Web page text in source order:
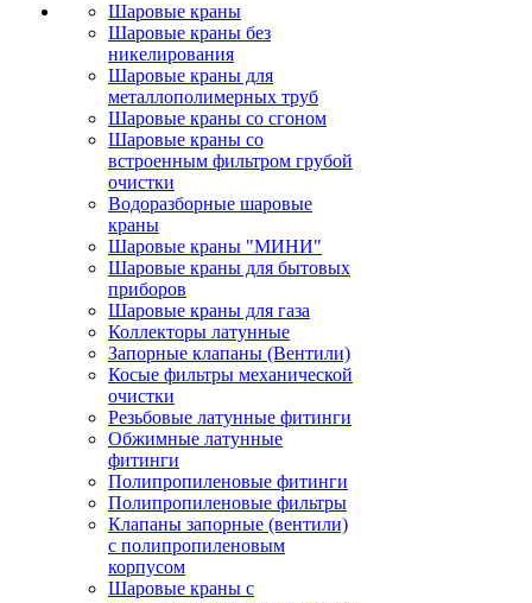
Шаровые краны
Шаровые краны без
никелирования
Шаровые краны для
металлополимерных труб
Шаровые краны со сгоном
Шаровые краны со
встроенным фильтром грубой
очистки
Водоразборные шаровые
краны
Шаровые краны "МИНИ"
Шаровые краны для бытовых
приборов
Шаровые краны для газа
Коллекторы латунные
Запорные клапаны (Вентили)
Косые фильтры механической
очистки
Резьбовые латунные фитинги
Обжимные латунные
фитинги
Полипропиленовые фитинги
Полипропиленовые фильтры
Клапаны запорные (вентили)
с полипропиленовым
корпусом
Шаровые краны с